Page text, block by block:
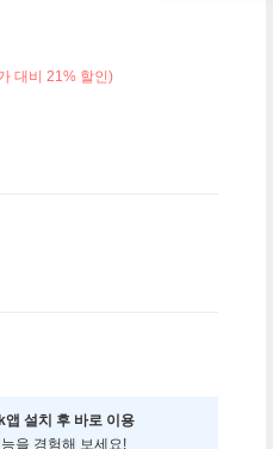
대비 21% 할인)
설치 후 바로 이용
을 경험해 보세요!